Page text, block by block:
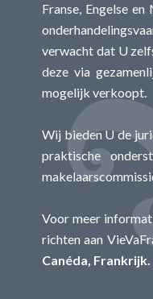
Franse, Engelse
verwacht dat U
deze via
mogelijk verkoopt.
Wij bieden U de
praktische
Voor meer
richten aan
Canéda, Frankrijk.